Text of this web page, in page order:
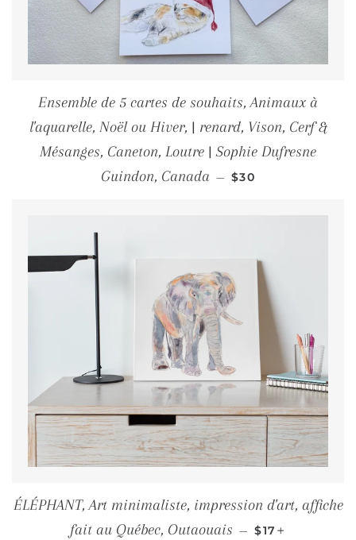
Ensemble de 5 cartes de souhaits, Animaux à
l'aquarelle, Noël ou Hiver, | renard, Vison, Cerf &
Mésanges, Caneton, Loutre | Sophie Dufresne
Guindon, Canada — PRIX RÉGULIER
$30
ÉLÉPHANT, Art minimaliste, impression d'art, affiche
fait au Québec, Outaouais — PRIX RÉGULIER
$17